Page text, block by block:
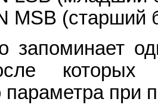
MSB (старший
запоминает
которых
параметра при